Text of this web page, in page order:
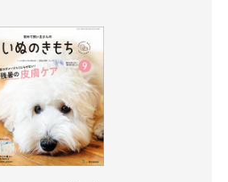
めます。音がするだけで嫌なことが起き
識も薄まっていくはず。